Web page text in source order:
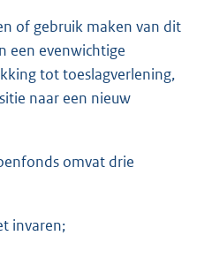
of gebruik maken van dit
een evenwichtige
tot toeslagverlening,
naar een nieuw
omvat drie
invaren;